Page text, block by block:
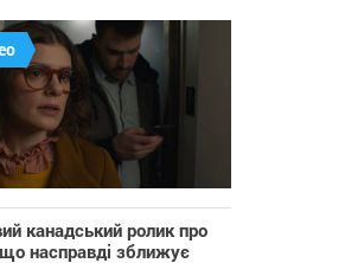
канадський ролик про
насправді зближує